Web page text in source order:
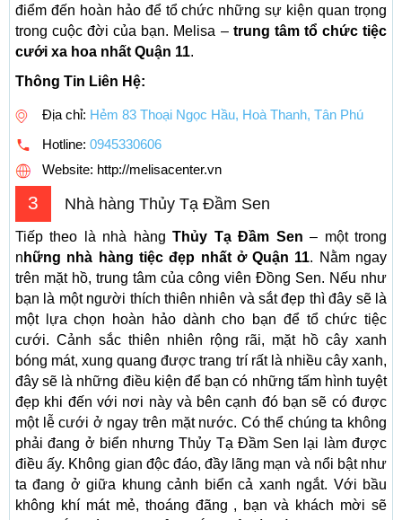
điểm đến hoàn hảo để tổ chức những sự kiện quan trọng
trong cuộc đời của bạn. Melisa – trung tâm tổ chức tiệc
cưới xa hoa nhất Quận 11.
Thông Tin Liên Hệ:
Địa chỉ: Hẻm 83 Thoại Ngọc Hầu, Hoà Thanh, Tân Phú
Hotline: 0945330606
Website: http://melisacenter.vn
3 Nhà hàng Thủy Tạ Đầm Sen
Tiếp theo là nhà hàngThủy Tạ Đầm Sen – một trong
n hững nhà hàng tiệc đẹp nhất ở Quận 11. Nằm ngay
trên mặt hồ, trung tâm của công viên Đồng Sen. Nếu như
bạn là một người thích thiên nhiên và sắt đẹp thì đây sẽ là
một lựa chọn hoàn hảo dành cho bạn để tổ chức tiệc
cưới. Cảnh sắc thiên nhiên rộng rãi, mặt hồ cây xanh
bóng mát, xung quang được trang trí rất là nhiều cây xanh,
đây sẽ là những điều kiện để bạn có những tấm hình tuyệt
đẹp khi đến với nơi này và bên cạnh đó bạn sẽ có được
một lễ cưới ở ngay trên mặt nước. Có thể chúng ta không
phải đang ở biển nhưng Thủy Tạ Đầm Sen lại làm được
điều ấy. Không gian độc đáo, đầy lãng mạn và nổi bật như
ta đang ở giữa khung cảnh biển cả xanh ngắt. Với bầu
không khí mát mẻ, thoáng đãng , bạn và khách mời sẽ